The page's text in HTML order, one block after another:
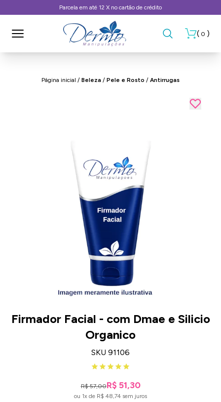
Frete Grátis, consulte as
( 0 )
Página inicial / Beleza / Pele e Rosto / Antirrugas
Firmador Facial - com Dmae e Silicio
Organico
SKU 91106
R$ 57,00R$ 51,30
ou 1x de R$ 48,74 sem juros